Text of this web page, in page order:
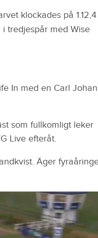
klockades på 1.12,4
tredjespår med Wise
In med en Carl Johan
som fullkomligt leker
Live efteråt.
Äger